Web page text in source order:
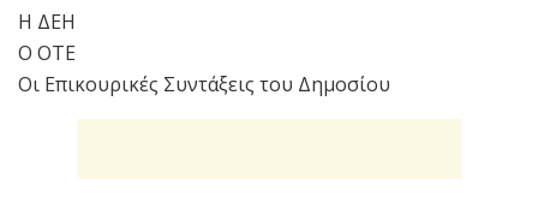
Η ΔΕΗ
Ο ΟΤΕ
Οι Επικουρικές Συντάξεις του Δημοσίου